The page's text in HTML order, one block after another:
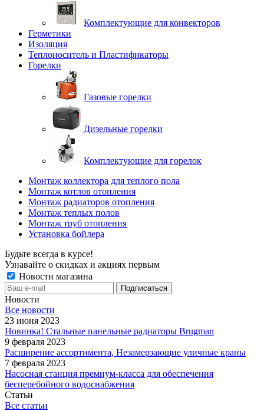
Комплектующие для конвекторов
Герметики
Изоляция
Теплоноситель и Пластификаторы
Горелки
Газовые горелки
Дизельные горелки
Комплектующие для горелок
Монтаж коллектора для теплого пола
Монтаж котлов отопления
Монтаж радиаторов отопления
Монтаж теплых полов
Монтаж труб отопления
Установка бойлера
Будьте всегда в курсе!
Узнавайте о скидках и акциях первым
Новости магазина
Новости
Все новости
23 июня 2023
Новинка! Стальные панельные радиаторы Brugman
9 февраля 2023
Расширение ассортимента, Незамерзающие уличные краны
7 февраля 2023
Насосная станция премиум-класса для обеспечения
бесперебойного водоснабжения
Статьи
Все статьи